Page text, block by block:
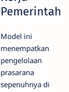
Pemerintah
Model ini
menempatkan
pengelolaan
prasarana
sepenuhnya di